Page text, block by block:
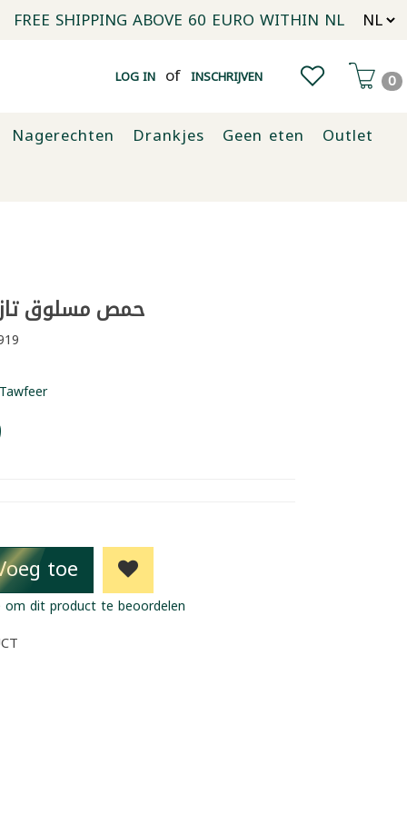
FREE SHIPPING ABOVE 60 EURO WITHIN NL
LOG IN of INSCHRIJVEN 0
Nagerechten Drankjes Geen eten
Outlet
حمص مسلوق
Tawfeer
toe
om dit product te beoordelen